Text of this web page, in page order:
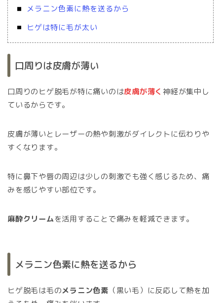
メラニン色素に熱を送るから
ヒゲは特に毛が太い
口周りは皮膚が薄い
口周りのヒゲ脱毛が特に痛いのは皮膚が薄く神経が集中し
ているからです。
皮膚が薄いとレーザーの熱や刺激がダイレクトに伝わりや
すくなります。
特に鼻下や唇の周辺は少しの刺激でも強く感じるため、痛
みを感じやすい部位です。
麻酔クリームを活用することで痛みを軽減できます。
メラニン色素に熱を送るから
ヒゲ脱毛は毛のメラニン色素 （黒い毛）に反応して熱を加